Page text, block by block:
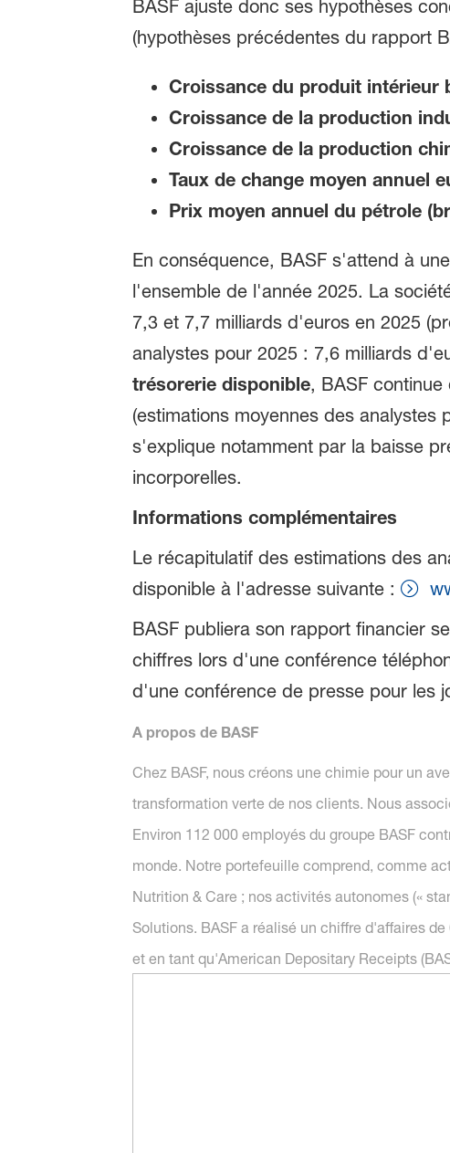
BASF ajuste donc ses hypothèses
(hypothèses précédentes du rapport
Croissance du produit intérieur
Croissance de la production
Croissance de la production
Taux de change moyen annuel
Prix moyen annuel du pétrole
En conséquence, BASF s'attend à
l'ensemble de l'année 2025. La
7,3 et 7,7 milliards d'euros en 2025
analystes pour 2025 : 7,6 milliards
trésorerie disponible, BASF
(estimations moyennes des
s'explique notamment par la baisse
incorporelles.
Informations complémentaires
Le récapitulatif des estimations des
disponible à l'adresse suivante :
BASF publiera son rapport financier
chiffres lors d'une conférence
d'une conférence de presse pour les
A propos de BASF
Chez BASF, nous créons une chimie pour un
transformation verte de nos clients. Nous
Environ 112 000 employés du groupe BASF
monde. Notre portefeuille comprend, comme
Nutrition & Care ; nos activités autonomes («
Solutions. BASF a réalisé un chiffre d'affaires
et en tant qu'American Depositary Receipts